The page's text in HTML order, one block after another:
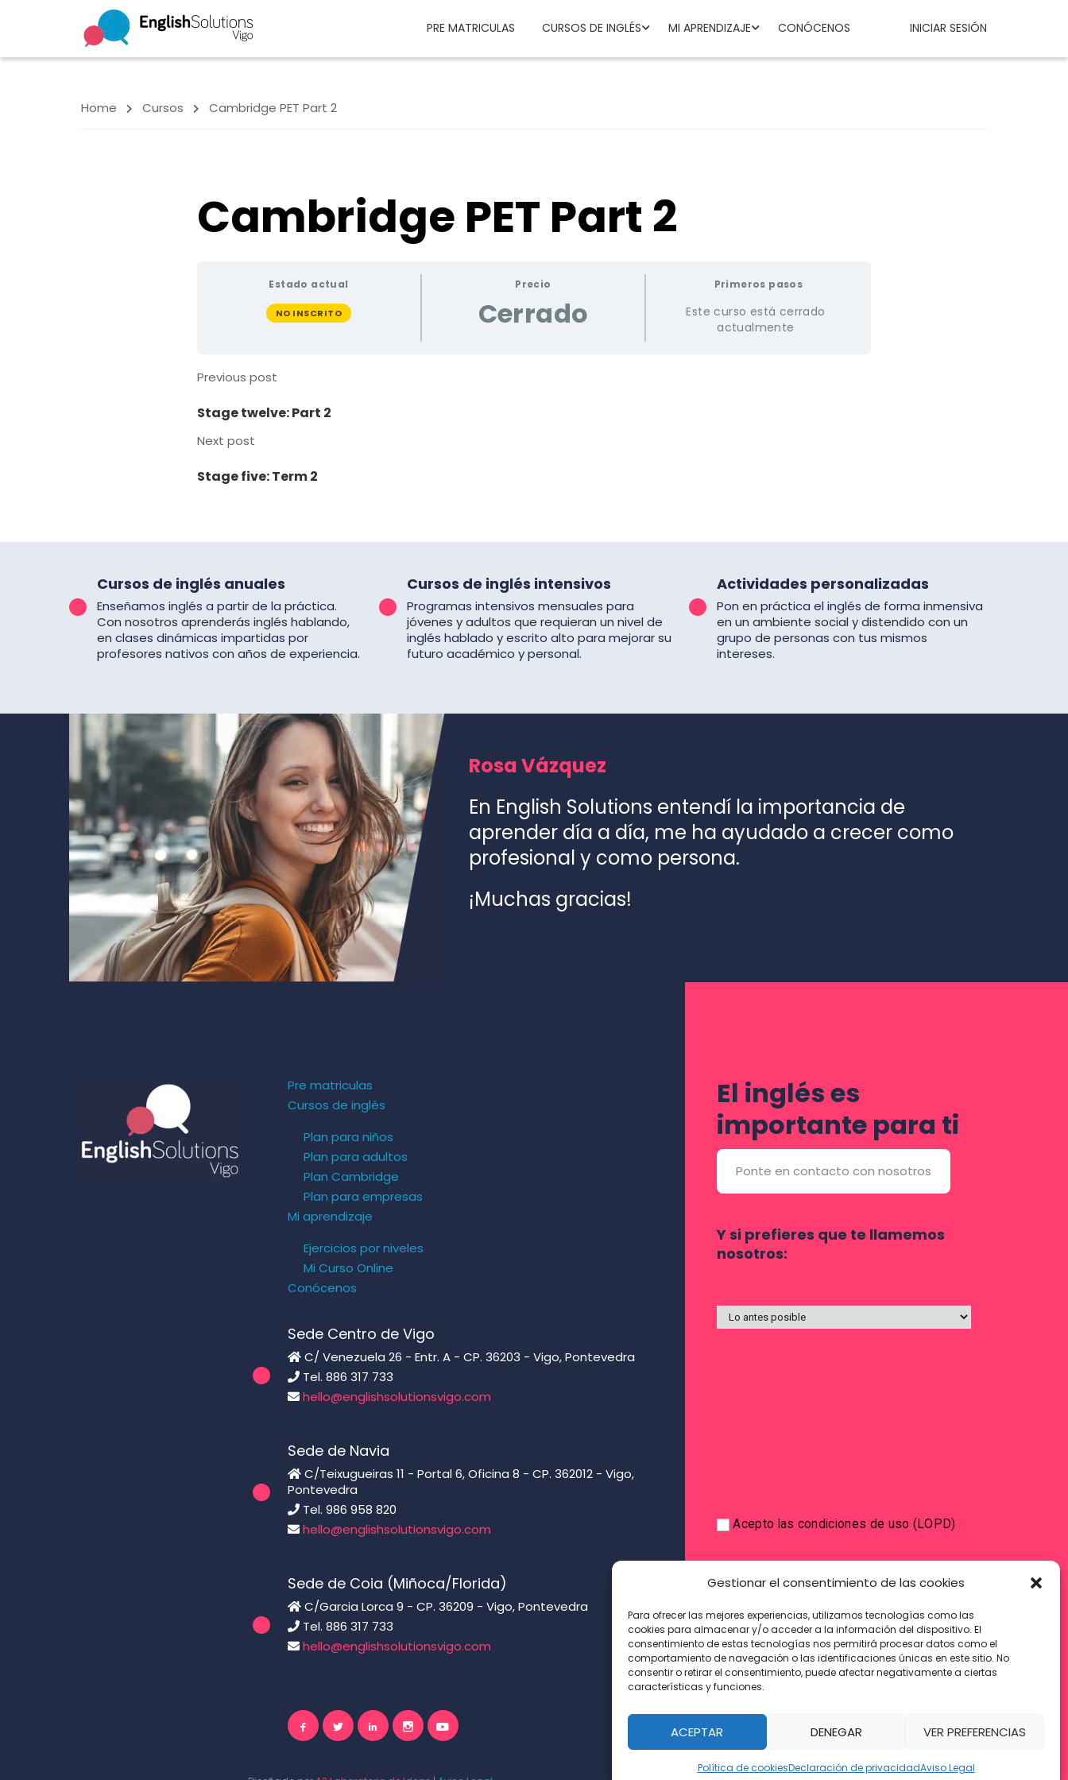
Gestionar el consentimiento de las cookies
Para ofrecer las mejores experiencias, utilizamos tecnologías como las
cookies para almacenar y/o acceder a la información del dispositivo. El
consentimiento de estas tecnologías nos permitirá procesar datos como el
comportamiento de navegación o las identificaciones únicas en este sitio. No
consentir o retirar el consentimiento, puede afectar negativamente a ciertas
características y funciones.
ACEPTAR DENEGAR VER PREFERENCIAS
Política de cookiesDeclaración de privacidadAviso Legal
PRE MATRICULAS CURSOS DE INGLÉS MI APRENDIZAJE CONÓCENOS INICIAR SESIÓN
Home Cursos Cambridge PET Part 2
Cambridge PET Part 2
Estado actual
NO INSCRITO
Precio
Cerrado
Primeros pasos
Este curso está cerrado
actualmente
Previous post
Stage twelve: Part 2
Next post
Stage five: Term 2
Cursos de inglés anuales
Enseñamos inglés a partir de la práctica.
Con nosotros aprenderás inglés hablando,
en clases dinámicas impartidas por
profesores nativos con años de experiencia.
Cursos de inglés intensivos
Programas intensivos mensuales para
jóvenes y adultos que requieran un nivel de
inglés hablado y escrito alto para mejorar su
futuro académico y personal.
Actividades personalizadas
Pon en práctica el inglés de forma inmensiva
en un ambiente social y distendido con un
grupo de personas con tus mismos
intereses.
Rosa Vázquez
En English Solutions entendí la importancia de
aprender día a día, me ha ayudado a crecer como
profesional y como persona.
¡Muchas gracias!
Pre matriculas
Cursos de inglés
Plan para niños
Plan para adultos
Plan Cambridge
Plan para empresas
Mi aprendizaje
Ejercicios por niveles
Mi Curso Online
Conócenos
Sede Centro de Vigo
C/ Venezuela 26 - Entr. A - CP. 36203 - Vigo, Pontevedra
Tel. 886 317 733
hello@englishsolutionsvigo.com
Sede de Navia
C/Teixugueiras 11 - Portal 6, Oficina 8 - CP. 362012 - Vigo,
Pontevedra
Tel. 986 958 820
hello@englishsolutionsvigo.com
Sede de Coia (Miñoca/Florida)
C/Garcia Lorca 9 - CP. 36209 - Vigo, Pontevedra
Tel. 886 317 733
hello@englishsolutionsvigo.com
El inglés es
importante para ti
Ponte en contacto con nosotros
Y si prefieres que te llamemos
nosotros:
Acepto las condiciones de uso (LOPD)